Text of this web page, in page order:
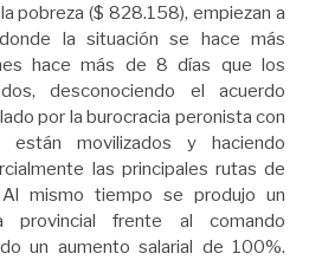
pobreza ($ 828.158), empiezan a
la situación se hace más
hace más de 8 días que los
desconociendo el acuerdo
por la burocracia peronista con
están movilizados y haciendo
las principales rutas de
mismo tiempo se produjo un
provincial frente al comando
un aumento salarial de 100%.